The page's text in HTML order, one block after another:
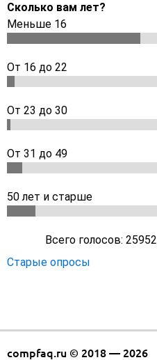
Сколько вам лет?
Меньше 16
От 16 до 22
От 23 до 30
От 31 до 49
50 лет и старше
Всего голосов: 25952
Старые опросы
compfaq.ru © 2018 — 2026